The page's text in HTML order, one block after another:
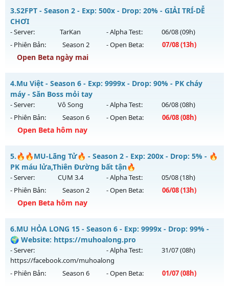
Antihack: XSHield
👑👑MU-HẮC LONG👑👑 - 💀QUYẾT CHIẾN SINH TỬ💀
Mu mới ra tháng 08 2026 - Mở máy chủ
ngày 06/08/2626
Exp: 200x - Drop: 5%
Kiểu reset: Reset In Game
Antihack: Sharkguard
3.S2FPT - Season 2 - Exp: 500x - Drop: 20% - GIẢI TRÍ-DỄ
CHƠI
- Server: TarKan - Alpha Test: 06/08(09h)
- Phiên Bản:
Season 2 - Open Beta: 07/08(13h)
Open Beta ngày mai
S2FPT - GIẢI TRÍ-DỄ CHƠI
Mu mới ra tháng 08 2026 - Mở máy chủ
ngày 07/08/2626
Exp: 500x - Drop: 20%
Kiểu reset: Reset In Game
Thể loại: Mu Nguyên bản Webzen
Antihack: PRO
4.Mu Việt - Season 6 - Exp: 9999x - Drop: 90% - PK cháy
máy - Săn Boss mỏi tay
- Server: Vô Song - Alpha Test: 06/08(08h)
- Phiên Bản:
Season 6 - Open Beta: 06/08(08h)
Open Beta hôm nay
Mu Việt - PK cháy máy - Săn Boss mỏi tay
Mu mới ra tháng 08 2026 - Mở máy chủ
ngày 06/08/2626
Exp: 9999x - Drop: 90%
Kiểu reset: Reset In Game
Thể loại: Mu Nguyên bản Webzen
Antihack: ICMPROTECT ✅ 🔴 ✨ ⚡️
5.🔥🔥MU-Lãng Tử🔥 - Season 2 - Exp: 200x - Drop: 5% - 🔥
PK máu lửa,Thiên Đường bất tận🔥
- Server: CỤM 3.4 - Alpha Test: 05/08(18h)
- Phiên Bản:
Season 2 - Open Beta: 06/08(13h)
Open Beta hôm nay
🔥🔥MU-Lãng Tử🔥 - 🔥PK máu lửa,Thiên Đường bất tận🔥
Mu mới ra tháng 08 2026 - Mở máy chủ
ngày 06/08/2626
Exp: 200x - Drop: 5%
6.MU HỎA LONG 15 - Season 6 - Exp: 9999x - Drop: 99% -
🌍 Website: https://muhoalong.pro
- Server:
https://facebook.com/muhoalong
- Alpha Test: 31/07(08h)
- Phiên Bản: Season 6 - Open Beta: 01/07(08h)